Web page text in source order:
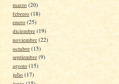
marzo (20)
febrero (18)
enero (25)
diciembre (19)
noviembre (22)
octubre (15)
septiembre (9)
agosto (15)
julio (17)